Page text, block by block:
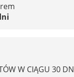
W CIĄGU 30